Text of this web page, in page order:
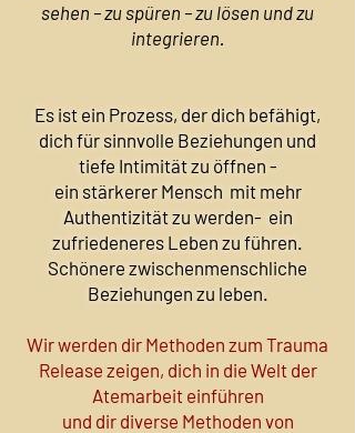
sehen – zu spüren – zu lösen und zu
integrieren.
Es ist ein Prozess, der dich befähigt,
dich für sinnvolle Beziehungen und
tiefe Intimität zu öffnen -
ein stärkerer Mensch mit mehr
Authentizität zu werden- ein
zufriedeneres Leben zu führen.
Schönere zwischenmenschliche
Beziehungen zu leben.
Wir werden dir Methoden zum Trauma
Release zeigen, dich in die Welt der
Atemarbeit einführen
und dir diverse Methoden von